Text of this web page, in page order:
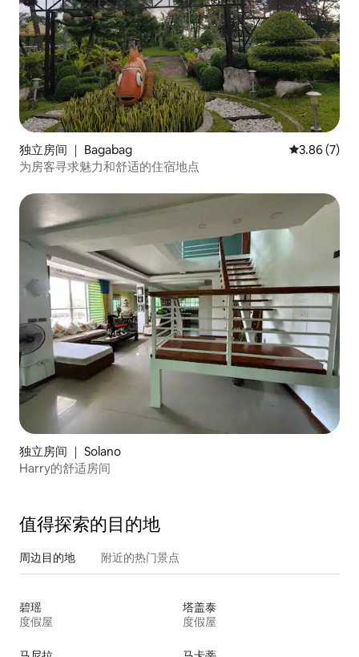
独立房间 ｜ Bagabag 平均评分
3.86 (7)
为房客寻求魅力和舒适的住宿地点
独立房间 ｜ Solano
Harry的舒适房间
值得探索的目的地
周边目的地 附近的热门景点
碧瑶
度假屋
塔盖泰
度假屋